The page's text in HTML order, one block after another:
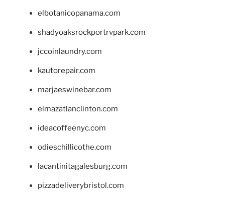
elbotanicopanama.com
shadyoaksrockportrvpark.com
jccoinlaundry.com
kautorepair.com
marjaeswinebar.com
elmazatlanclinton.com
ideacoffeenyc.com
odieschillicothe.com
lacantinitagalesburg.com
pizzadeliverybristol.com